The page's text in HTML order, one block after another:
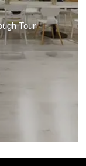
Tour